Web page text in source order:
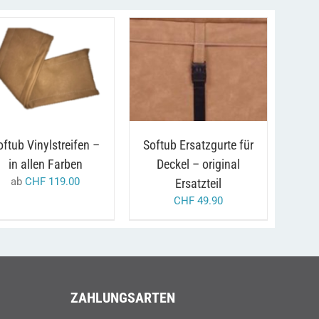
AUSFÜHRUNG WÄHLEN
DIESES
PRODUKT
WEIST
AUF.
OPTIONEN
KÖNNEN
/
Vinylstreifen –
in allen Farben
ab CHF 119.00
AUSFÜHRUNG WÄHLEN
DIESES
PRODUKT
AUF.
OPTIONEN
KÖNNEN
DER
DETAILS
Softub Ersatzgurte für
Deckel – original
Ersatzteil
CHF 49.90
ZAHLUNGSARTEN